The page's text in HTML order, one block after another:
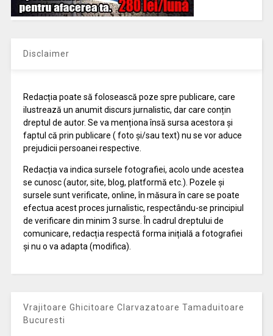
Disclaimer
Redacția poate să folosească poze spre publicare, care
ilustrează un anumit discurs jurnalistic, dar care conțin
dreptul de autor. Se va menționa însă sursa acestora și
faptul că prin publicare ( foto și/sau text) nu se vor aduce
prejudicii persoanei respective.
Redacția va indica sursele fotografiei, acolo unde acestea
se cunosc (autor, site, blog, platformă etc.). Pozele și
sursele sunt verificate, online, în măsura în care se poate
efectua acest proces jurnalistic, respectându-se principiul
de verificare din minim 3 surse. În cadrul dreptului de
comunicare, redacția respectă forma inițială a fotografiei
și nu o va adapta (modifica).
Vrajitoare Ghicitoare Clarvazatoare Tamaduitoare
Bucuresti